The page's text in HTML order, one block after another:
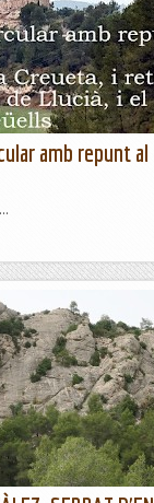
amb repunt al